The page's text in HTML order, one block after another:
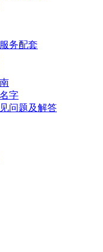
务配套
字
问题及解答